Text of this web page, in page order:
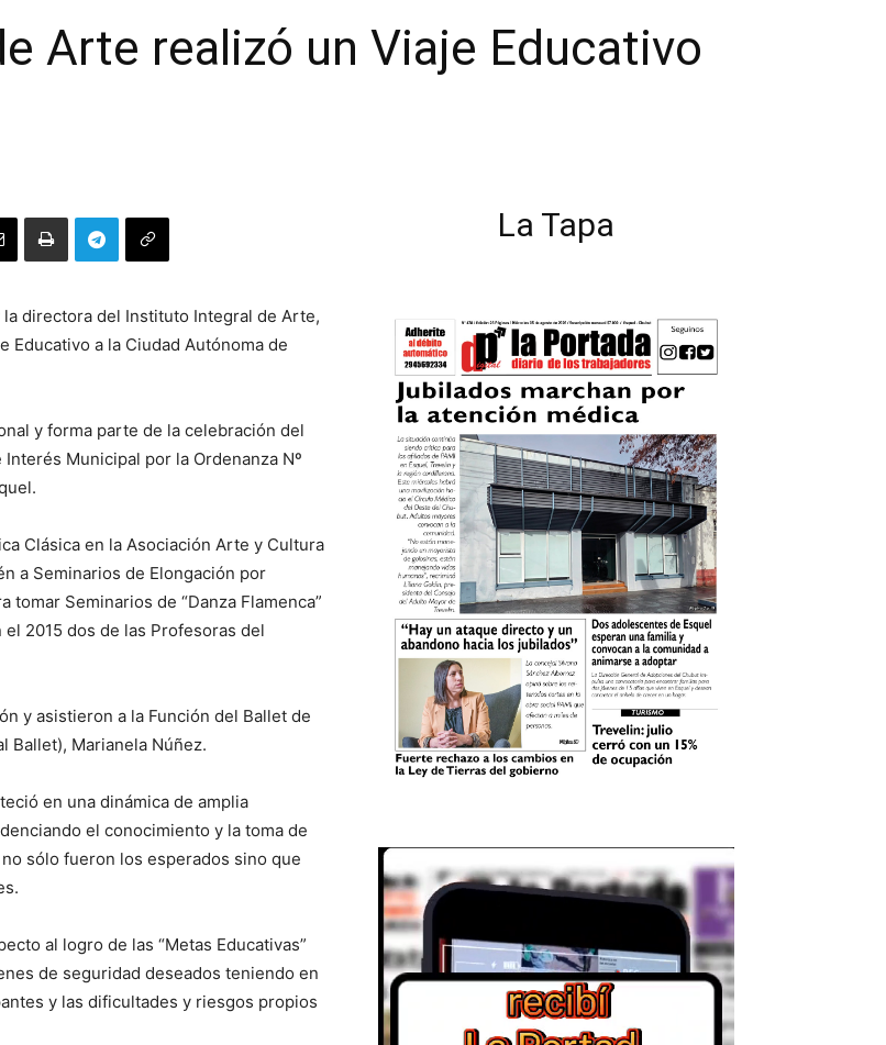
Arte realizó un Viaje Educativo
directora del Instituto Integral de Arte,
Educativo a la Ciudad Autónoma de
y forma parte de la celebración del
Municipal por la Ordenanza Nº
Clásica en la Asociación Arte y Cultura
a Seminarios de Elongación por
Seminarios de “Danza Flamenca”
2015 dos de las Profesoras del
y asistieron a la Función del Ballet de
Ballet), Marianela Núñez.
en una dinámica de amplia
el conocimiento y la toma de
sólo fueron los esperados sino que
al logro de las “Metas Educativas”
de seguridad deseados teniendo en
y las dificultades y riesgos propios
La Tapa